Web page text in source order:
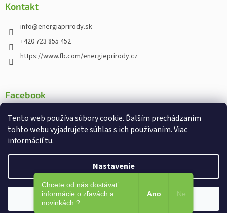
Tento web používa súbory cookie. Ďalším prechádzaním
tohto webu vyjadrujete súhlas s ich používaním. Viac
informáciítu.
Nastavenie
Súhlasím
Kontakt
info@energiaprirody.sk
+420 723 855 452
https://www.fb.com/energieprirody.cz
Facebook
Copyright 2026Energiaprirody.sk - Internetový obchod s
doplnkami stravy. Všetky práva vyhradené.
Chcete od nás dostávať
informácie o zľavách a
novinkách ?
Ano Ne